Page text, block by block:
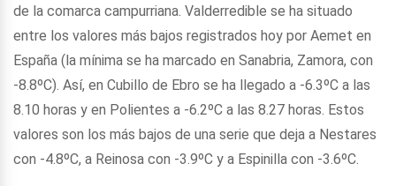
de la comarca campurriana. Valderredible se ha situado
entre los valores más bajos registrados hoy por Aemet en
España (la mínima se ha marcado en Sanabria, Zamora, con
-8.8ºC). Así, en Cubillo de Ebro se ha llegado a -6.3ºC a las
8.10 horas y en Polientes a -6.2ºC a las 8.27 horas. Estos
valores son los más bajos de una serie que deja a Nestares
con -4.8ºC, a Reinosa con -3.9ºC y a Espinilla con -3.6ºC.